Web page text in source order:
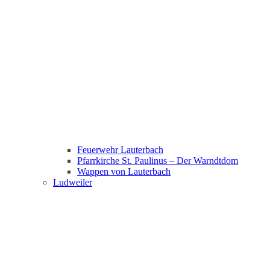
Feuerwehr Lauterbach
Pfarrkirche St. Paulinus – Der Warndtdom
Wappen von Lauterbach
Ludweiler